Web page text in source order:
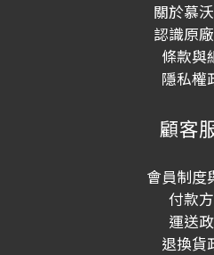
關於慕
認識原
條款與
隱私權
顧客
會員制度
付款
運送
退換貨